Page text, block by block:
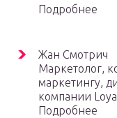
Подробнее
Жан Смотрич
Маркетолог,
маркетингу,
компании
Подробнее